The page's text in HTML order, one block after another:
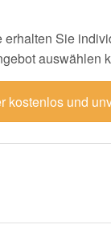
erhalten Sie
auswählen
kostenlos und